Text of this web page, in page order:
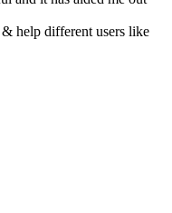
help different users like